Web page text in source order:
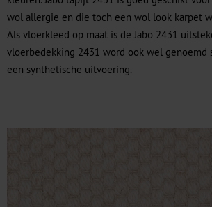
wol allergie en die toch een wol look karpet
Als vloerkleed op maat is de Jabo 2431
vloerbedekking 2431 word ook wel genoemd
een synthetische uitvoering.